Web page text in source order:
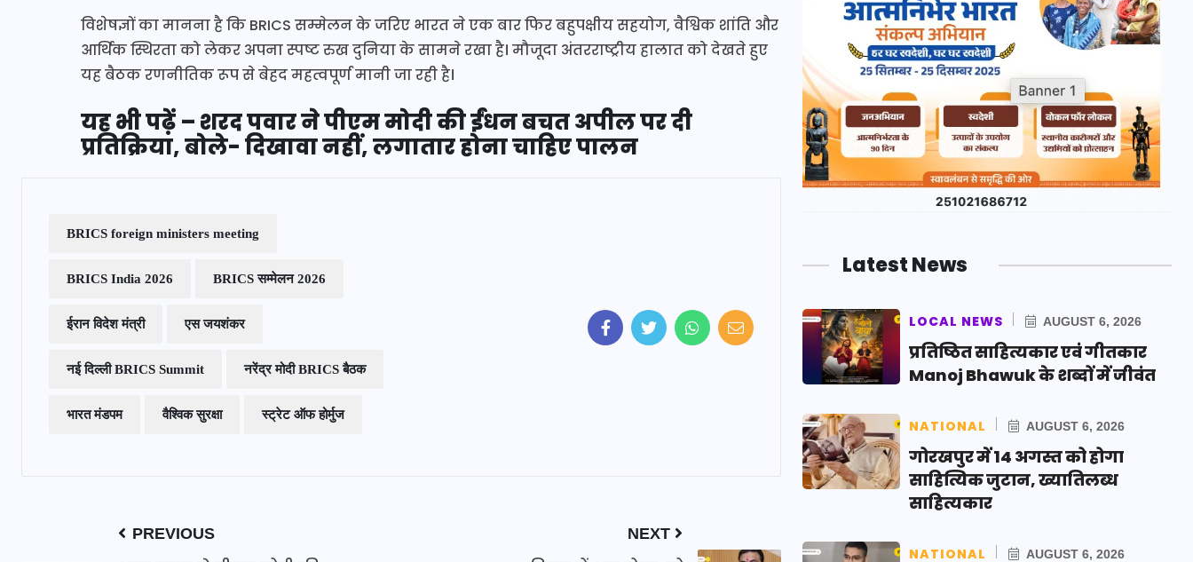
विशेषज्ञों का मानना है कि BRICS सम्मेलन के जरिए भारत ने एक बार फिर बहुपक्षीय सहयोग, वैश्विक शांति और
आर्थिक स्थिरता को लेकर अपना स्पष्ट रुख दुनिया के सामने रखा है। मौजूदा अंतरराष्ट्रीय हालात को देखते हुए
यह बैठक रणनीतिक रूप से बेहद महत्वपूर्ण मानी जा रही है।
यह भी पढ़ें – शरद पवार ने पीएम मोदी की ईंधन बचत अपील पर दी
प्रतिक्रिया, बोले- दिखावा नहीं, लगातार होना चाहिए पालन
BRICS foreign ministers meeting
BRICS India 2026 BRICS सम्मेलन 2026
ईरान विदेश मंत्री एस जयशंकर
नई दिल्ली BRICS Summit नरेंद्र मोदी BRICS बैठक
भारत मंडपम वैश्विक सुरक्षा स्ट्रेट ऑफ होर्मुज
PREVIOUS NEXT
Latest News
LOCAL NEWS AUGUST 6, 2026
प्रतिष्ठित साहित्यकार एवं गीतकार
Manoj Bhawuk के शब्दों में जीवंत
NATIONAL AUGUST 6, 2026
गोरखपुर में 14 अगस्त को होगा
साहित्यिक जुटान, ख्यातिलब्ध
साहित्यकार
NATIONAL AUGUST 6, 2026